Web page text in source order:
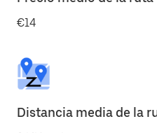
€14
Distancia media de la